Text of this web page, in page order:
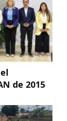
de 2015